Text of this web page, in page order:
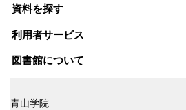
資料を探す
利用者サービス
図書館について
青山学院